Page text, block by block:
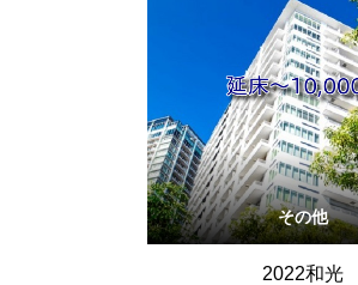
その他
2022和光